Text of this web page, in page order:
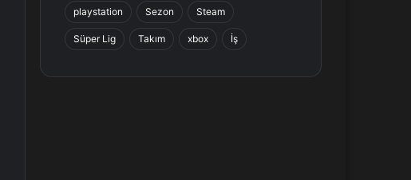
k
n
a
m
playstation Sezon Steam
Süper Lig Takım xbox İş